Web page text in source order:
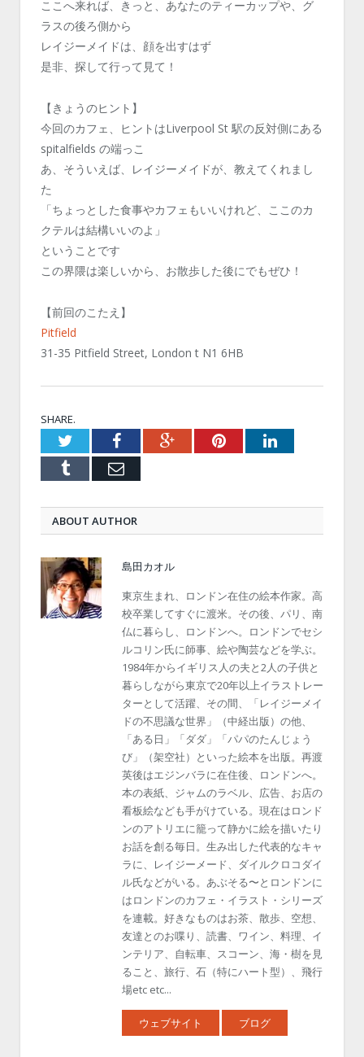
ここへ来れば、きっと、あなたのティーカップや、グ
ラスの後ろ側から
レイジーメイドは、顔を出すはず
是非、探して行って見て！
【きょうのヒント】
今回のカフェ、ヒントはLiverpool St 駅の反対側にある
spitalfields の端っこ
あ、そういえば、レイジーメイドが、教えてくれまし
た
「ちょっとした食事やカフェもいいけれど、ここのカ
クテルは結構いいのよ」
ということです
この界隈は楽しいから、お散歩した後にでもぜひ！
【前回のこたえ】
Pitfield
‪31-35 Pitfield Street, London t N1 6HB
SHARE.
TwitterFacebookGoogle+PinterestLinkedIn
Tumblr Email
ABOUT AUTHOR
島田カオル
東京生まれ、ロンドン在住の絵本作家。高
校卒業してすぐに渡米。その後、パリ、南
仏に暮らし、ロンドンへ。ロンドンでセシ
ルコリン氏に師事、絵や陶芸などを学ぶ。
1984年からイギリス人の夫と2人の子供と
暮らしながら東京で20年以上イラストレー
ターとして活躍、その間、「レイジーメイ
ドの不思議な世界」（中経出版）の他、
「ある日」「ダダ」「パパのたんじょう
び」（架空社）といった絵本を出版。再渡
英後はエジンバラに在住後、ロンドンへ。
本の表紙、ジャムのラベル、広告、お店の
看板絵なども手がけている。現在はロンド
ンのアトリエに籠って静かに絵を描いたり
お話を創る毎日。生み出した代表的なキャ
ラに、レイジーメード、ダイルクロコダイ
ル氏などがいる。あぶそる〜とロンドンに
はロンドンのカフェ・イラスト・シリーズ
を連載。好きなものはお茶、散歩、空想、
友達とのお喋り、読書、ワイン、料理、イ
ンテリア、自転車、スコーン、海・樹を見
ること、旅行、石（特にハート型）、飛行
場etc etc...
ウェブサイト ブログ